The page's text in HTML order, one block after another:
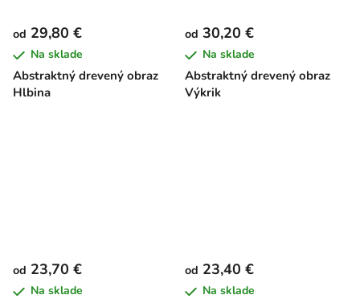
Abstraktný drevený obraz
Hlbina
od 29,80 €
Na sklade
Abstraktný drevený obraz
Výkrik
od 30,20 €
Na sklade
od 23,70 €
Na sklade
od 23,40 €
Na sklade